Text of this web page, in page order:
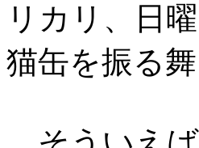
リカリ、日
猫缶を振る舞